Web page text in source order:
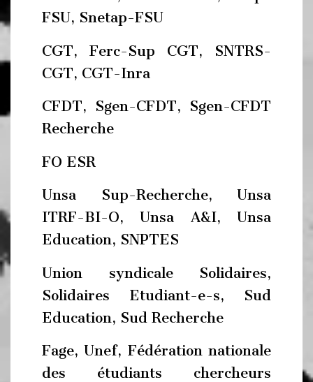
FSU, Snetap-FSU
CGT, Ferc-Sup CGT, SNTRS-
CGT, CGT-Inra
CFDT, Sgen-CFDT, Sgen-CFDT
Recherche
FO ESR
Unsa Sup-Recherche, Unsa
ITRF-BI-O, Unsa A&I, Unsa
Education, SNPTES
Union syndicale Solidaires,
Solidaires Etudiant-e-s, Sud
Education, Sud Recherche
Fage, Unef, Fédération nationale
des étudiants chercheurs